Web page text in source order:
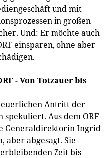
und mit
in großen
Und: Er möchte auch
einsparen, ohne aber
- Von Totzauer bis
Antritt der
Aus dem ORF
Generaldirektorin Ingrid
aber abgesagt. Sie
Zeit bis